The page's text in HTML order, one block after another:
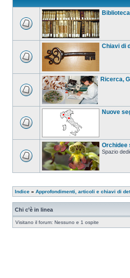
Biblioteca
Chiavi di
Ricerca,
Nuove
Orchidee
Spazio
Indice » Approfondimenti, articoli e chiavi di
Chi c’è in linea
Visitano il forum: Nessuno e 1 ospite